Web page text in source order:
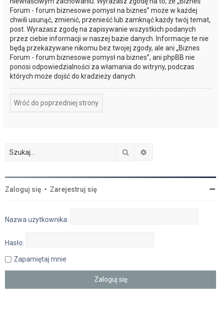
Forum - forum biznesowe pomysł na biznes” może w każdej
chwili usunąć, zmienić, przenieść lub zamknąć każdy twój temat,
post. Wyrażasz zgodę na zapisywanie wszystkich podanych
przez ciebie informacji w naszej bazie danych. Informacje te nie
będą przekazywane nikomu bez twojej zgody, ale ani „Biznes
Forum - forum biznesowe pomysł na biznes”, ani phpBB nie
ponosi odpowiedzialności za włamania do witryny, podczas
których może dojść do kradzieży danych.
Wróć do poprzedniej strony
Szukaj
Zaloguj się • Zarejestruj się
Nazwa użytkownika:
Hasło:
Zapamiętaj mnie